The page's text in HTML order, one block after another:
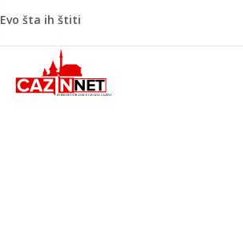
Krenuo u BiH sa 20 kilograma droge:
Juventus igra protiv Intera, Spaleti
razočarao navijače iz BiH
Užas: Uhapšen Italijan (45) kako